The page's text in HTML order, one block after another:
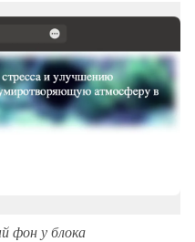
фон у блока